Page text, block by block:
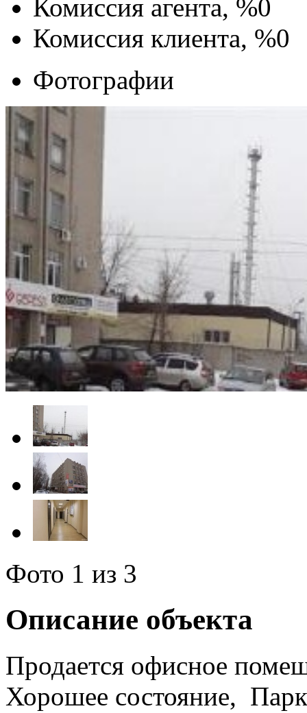
Комиссия агента, %0
Комиссия клиента, %0
Фотографии
Фото 1 из 3
Описание объекта
Продается офисное
Хорошее состояние,